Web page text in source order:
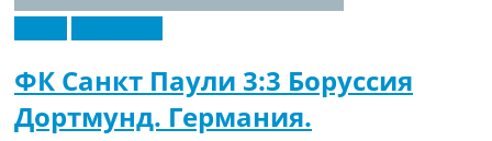
ФК Санкт Паули 3:3 Боруссия
Дортмунд. Германия.